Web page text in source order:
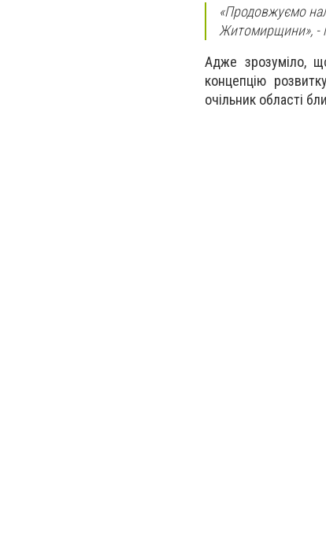
«Продовжуємо
Житомирщини», -
Адже зрозуміло,
концепцію
очільник області